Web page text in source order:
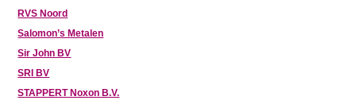
RVS Noord
Salomon’s Metalen
Sir John BV
SRI BV
STAPPERT Noxon B.V.